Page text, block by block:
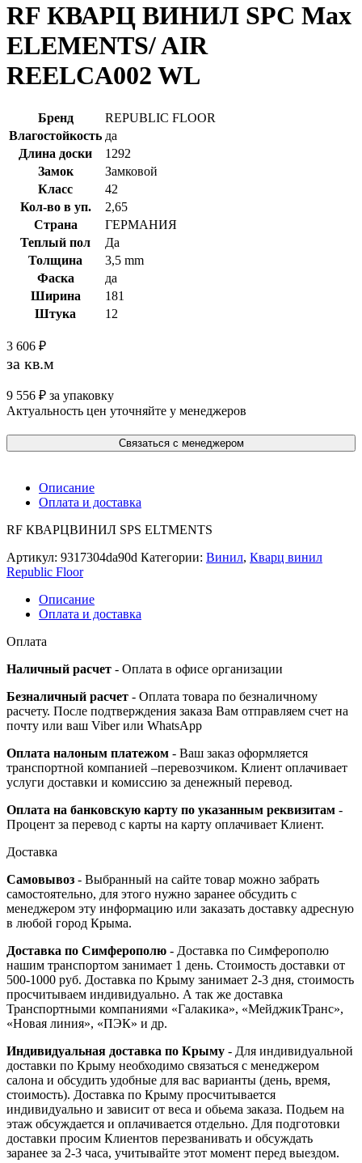
RF КВАРЦ ВИНИЛ SPC Max
ELEMENTS/ AIR
REELCA002 WL
Бренд
REPUBLIC FLOOR
Влагостойкость да
Длина доски
1292
Замок
Замковой
Класс
42
Кол-во в уп.
2,65
Страна
ГЕРМАНИЯ
Теплый пол
Да
Толщина
3,5 mm
Фаска
да
Ширина
181
Штука
12
3 606 ₽
за кв.м
9 556 ₽ за упаковку
Актуальность цен уточняйте у менеджеров
Связаться с менеджером
Описание
Оплата и доставка
RF КВАРЦВИНИЛ SPS ELTMENTS
Артикул: 9317304da90d Категории: Винил, Кварц винил
Republic Floor
Описание
Оплата и доставка
Оплата
Наличный расчет - Оплата в офисе организации
Безналичный расчет - Оплата товара по безналичному
расчету. После подтверждения заказа Вам отправляем счет на
почту или ваш Viber или WhatsApp
Оплата налоным платежом - Ваш заказ оформляется
транспортной компанией –перевозчиком. Клиент оплачивает
услуги доставки и комиссию за денежный перевод.
Оплата на банковскую карту по указанным реквизитам -
Процент за перевод с карты на карту оплачивает Клиент.
Доставка
Самовывоз - Выбранный на сайте товар можно забрать
самостоятельно, для этого нужно заранее обсудить с
менеджером эту информацию или заказать доставку адресную
в любой город Крыма.
Доставка по Симферополю - Доставка по Симферополю
нашим транспортом занимает 1 день. Стоимость доставки от
500-1000 руб. Доставка по Крыму занимает 2-3 дня, стоимость
просчитываем индивидуально. А так же доставка
Транспортными компаниями «Галакика», «МейджикТранс»,
«Новая линия», «ПЭК» и др.
Индивидуальная доставка по Крыму - Для индивидуальной
доставки по Крыму необходимо связаться с менеджером
салона и обсудить удобные для вас варианты (день, время,
стоимость). Доставка по Крыму просчитывается
индивидуально и зависит от веса и обьема заказа. Подьем на
этаж обсуждается и оплачивается отдельно. Для подготовки
доставки просим Клиентов перезванивать и обсуждать
заранее за 2-3 часа, учитывайте этот момент перед выездом.